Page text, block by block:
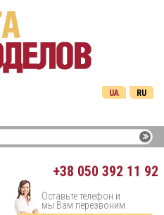
RU
UA
+38 050 392 11 92
Оставьте телефон и
мы Вам перезвоним